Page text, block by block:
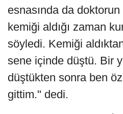
esnasında da
kemiği aldığı zaman
söyledi. Kemiği
sene içinde düştü. Bir
düştükten sonra ben
gittim." dedi.